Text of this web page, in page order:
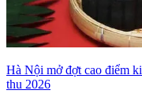
Hà Nội mở đợt cao điểm
thu 2026